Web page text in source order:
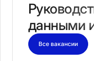
данными
Все вакансии